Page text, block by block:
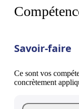
Savoir-faire
Ce sont vos
concrètement